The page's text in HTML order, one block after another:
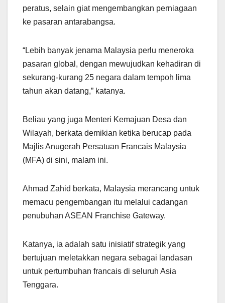
peratus, selain giat mengembangkan perniagaan
ke pasaran antarabangsa.
“Lebih banyak jenama Malaysia perlu meneroka
pasaran global, dengan mewujudkan kehadiran di
sekurang-kurang 25 negara dalam tempoh lima
tahun akan datang,” katanya.
Beliau yang juga Menteri Kemajuan Desa dan
Wilayah, berkata demikian ketika berucap pada
Majlis Anugerah Persatuan Francais Malaysia
(MFA) di sini, malam ini.
Ahmad Zahid berkata, Malaysia merancang untuk
memacu pengembangan itu melalui cadangan
penubuhan ASEAN Franchise Gateway.
Katanya, ia adalah satu inisiatif strategik yang
bertujuan meletakkan negara sebagai landasan
untuk pertumbuhan francais di seluruh Asia
Tenggara.